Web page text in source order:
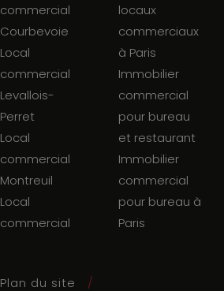
commercial
Courbevoie
Local
commercial
Levallois-
Perret
Local
commercial
Montreuil
Local
commercial
locaux
commerciaux
à Paris
Immobilier
commercial
pour bureau
et restaurant
Immobilier
commercial
pour bureau à
Paris
Plan du site